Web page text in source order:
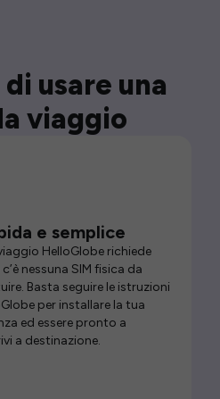
usare una
viaggio
e semplice
HelloGlobe richiede
nessuna SIM fisica da
Basta seguire le istruzioni
per installare la tua
ed essere pronto a
a destinazione.